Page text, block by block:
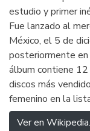
estudio y primer
Fue lanzado al
México, el 5 de
posteriormente
álbum contiene
discos más
femenino en la
Ver en